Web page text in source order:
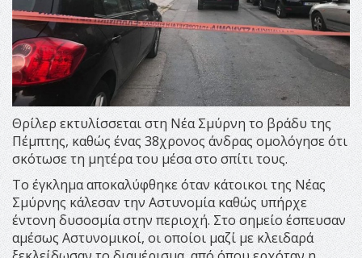
Θρίλερ εκτυλίσσεται στη Νέα Σμύρνη το βράδυ της
Πέμπτης, καθώς ένας 38χρονος άνδρας ομολόγησε ότι
σκότωσε τη μητέρα του μέσα στο σπίτι τους.
Το έγκλημα αποκαλύφθηκε όταν κάτοικοι της Νέας
Σμύρνης κάλεσαν την Αστυνομία καθώς υπήρχε
έντονη δυσοσμία στην περιοχή. Στο σημείο έσπευσαν
αμέσως Αστυνομικοί, οι οποίοι μαζί με κλειδαρά